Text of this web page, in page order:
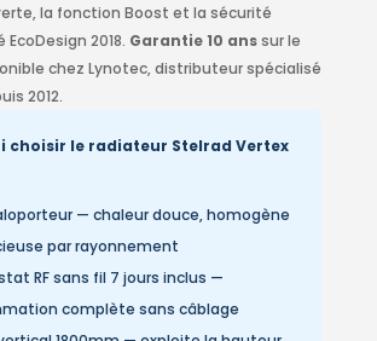
la fonction Boost et la sécurité
2018. Garantie 10 anssur le
chez Lynotec, distributeur spécialisé
2012.
choisir le radiateur Stelrad Vertex
— chaleur douce, homogène
par rayonnement
RF sans fil 7 jours inclus —
complète sans câblage